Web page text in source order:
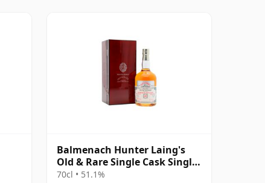
Balmenach Hunter Laing's
Old & Rare Single Cask Single
Malt 1983 40 años
70cl • 51.1%